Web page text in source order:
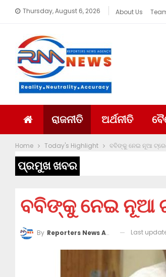
Thursday, August 6, 2026 About Us
ରାଜନୀତି ଅର୍ଥନୀତି
Home Today's Highlight ବବିଙ୍କୁ ନେଇ ନୂଆ
ପ୍ରମୁଖ ଖବର
ବବିଙ୍କୁ ନେଇ ନୂଆ
By Reporters News Agency Last